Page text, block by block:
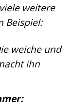
weitere
Beispiel:
weiche und
ihn